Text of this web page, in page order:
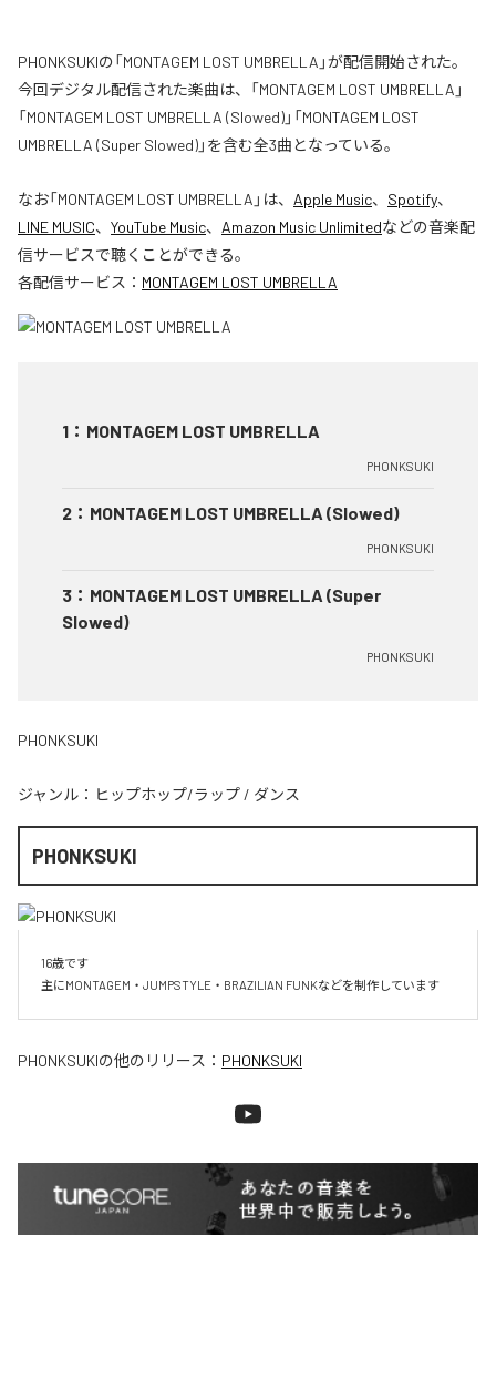
PHONKSUKIの「MONTAGEM LOST UMBRELLA」が配信開始された。
今回デジタル配信された楽曲は、「MONTAGEM LOST UMBRELLA」
「MONTAGEM LOST UMBRELLA (Slowed)」「MONTAGEM LOST
UMBRELLA (Super Slowed)」を含む全3曲となっている。
なお「MONTAGEM LOST UMBRELLA 」は、 Apple Music、 Spotify、
LINE MUSIC、 YouTube Music、 Amazon Music Unlimitedなどの音楽配
信サービスで聴くことができる。
各配信サービス： MONTAGEM LOST UMBRELLA
1 ： MONTAGEM LOST UMBRELLA
PHONKSUKI
2 ： MONTAGEM LOST UMBRELLA (Slowed)
PHONKSUKI
3 ： MONTAGEM LOST UMBRELLA (Super
Slowed)
PHONKSUKI
PHONKSUKI
ジャンル： ヒップホップ/ラップ / ダンス
PHONKSUKI
16歳です
主にMONTAGEM・JUMPSTYLE・BRAZILIAN FUNKなどを制作しています
PHONKSUKIの他のリリース： PHONKSUKI